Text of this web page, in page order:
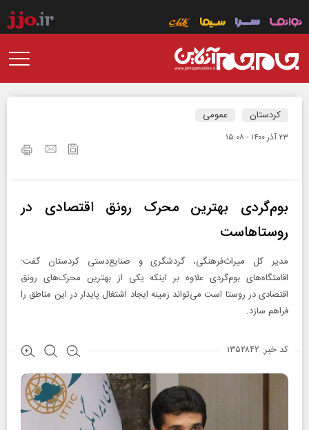
کردستان عمومی
۲۳ آذر ۱۴۰۰ - ۱۵:۰۸
بوم‌گردی‌ بهترین محرک رونق اقتصادی در
روستاهاست
مدیر کل میراث‌فرهنگی، گردشگری و صنایع‌دستی کردستان گفت:
اقامتگاه‌های بوم‌گردی علاوه بر اینکه یکی از بهترین محرک‌های رونق
اقتصادی در روستا است می‌تواند زمینه ایجاد اشتغال پایدار در این مناطق را
فراهم سازد.
کد خبر: ۱۳۵۲۸۴۲